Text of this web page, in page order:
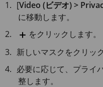
[Video (ビデオ) >
に移動します。
をクリックします。
新しいマスクをクリッ
必要に応じて、プライ
整します。